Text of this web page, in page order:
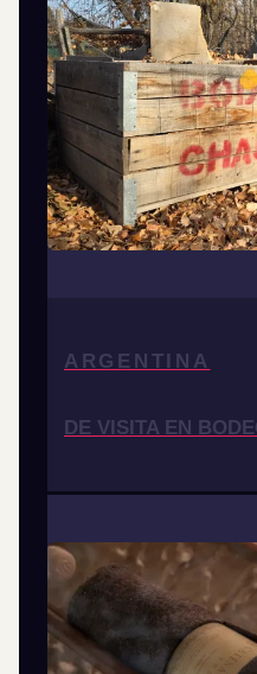
ARGENTINA
DE VISITA EN